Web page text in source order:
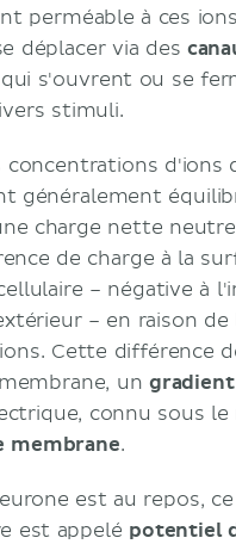
perméable à ces
déplacer via des
qui s'ouvrent ou se
stimuli.
concentrations d'ions
généralement
charge nette
de charge à la
– négative à
– en raison
Cette différence
un
connu sous le
membrane.
est au repos,
est appelé potentiel